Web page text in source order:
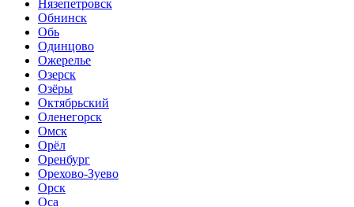
Нязепетровск
Обнинск
Обь
Одинцово
Ожерелье
Озерск
Озёры
Октябрьский
Оленегорск
Омск
Орёл
Оренбург
Орехово-Зуево
Орск
Оса